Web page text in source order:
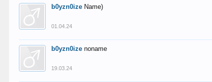
b0yzn0ize Name)
01.04.24
b0yzn0ize noname
19.03.24